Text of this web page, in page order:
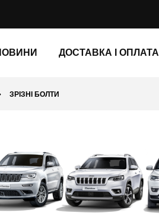
ДОСТАВКА І ОПЛАТА
ЗРІЗНІ БОЛТИ